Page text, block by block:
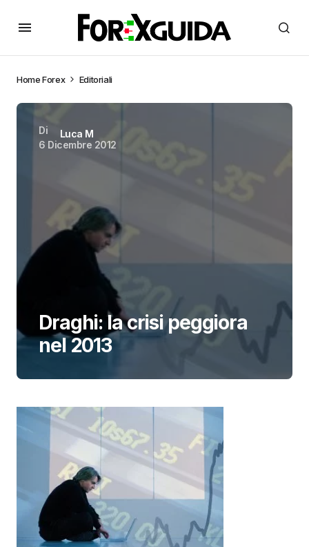
HomeForex Editoriali
Di
Luca M
6 Dicembre 2012
Draghi: la crisi peggiora
nel 2013